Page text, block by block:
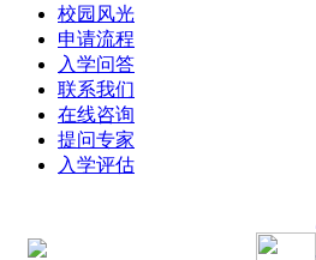
校园风光
申请流程
入学问答
联系我们
在线咨询
提问专家
入学评估